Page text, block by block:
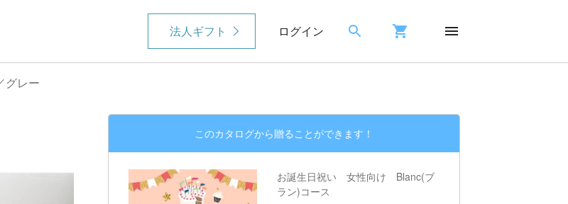
法人ギフト ログイン
グレー
このカタログから贈ることができます！
お誕生日祝い 女性向け Blanc(ブ
ラン)コース